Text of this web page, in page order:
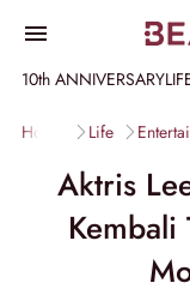
10th ANNIVERSARY
Home Life
Aktris
Kembali